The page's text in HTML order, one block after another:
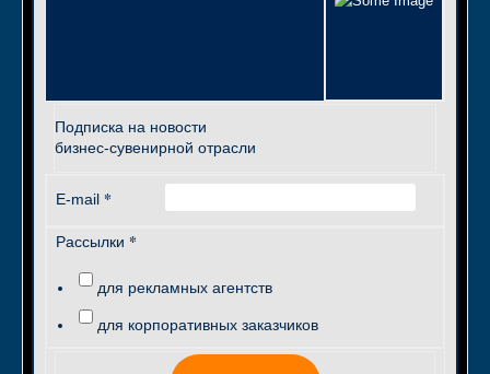
Подписка на новости
бизнес-сувенирной отрасли
E-mail *
Рассылки *
для рекламных агентств
для корпоративных заказчиков